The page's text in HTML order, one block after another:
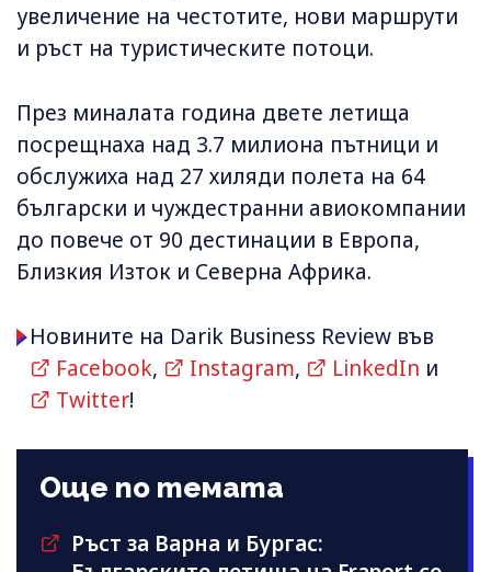
увеличение на честотите, нови маршрути
и ръст на туристическите потоци.
През миналата година двете летища
посрещнаха над 3.7 милиона пътници и
обслужиха над 27 хиляди полета на 64
български и чуждестранни авиокомпании
до повече от 90 дестинации в Европа,
Близкия Изток и Северна Африка.
Новините на Darik Business Review във
Facebook, Instagram, LinkedIn и
Twitter!
Още по темата
Ръст за Варна и Бургас: